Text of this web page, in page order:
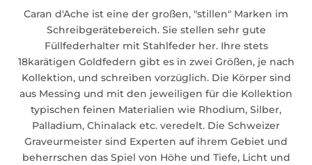
Caran d'Ache ist eine der großen, "stillen" Marken im
Schreibgerätebereich. Sie stellen sehr gute
Füllfederhalter mit Stahlfeder her. Ihre stets
18karätigen Goldfedern gibt es in zwei Größen, je nach
Kollektion, und schreiben vorzüglich. Die Körper sind
aus Messing und mit den jeweiligen für die Kollektion
typischen feinen Materialien wie Rhodium, Silber,
Palladium, Chinalack etc. veredelt. Die Schweizer
Graveurmeister sind Experten auf ihrem Gebiet und
beherrschen das Spiel von Höhe und Tiefe, Licht und